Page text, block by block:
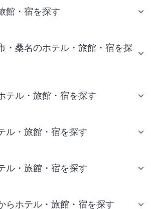
館・宿を探す
・桑名のホテル・旅館・宿を探
テル・旅館・宿を探す
ル・旅館・宿を探す
ル・旅館・宿を探す
らホテル・旅館・宿を探す